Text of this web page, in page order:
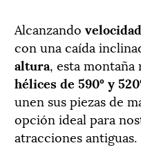
Alcanzando
con una caída
altura, esta montaña
hélices de 590º y
unen sus piezas de
opción ideal para
atracciones antiguas.